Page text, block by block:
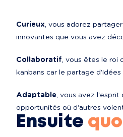
Curieux, vous adorez
innovantes que vous avez
Collaboratif, vous êtes le roi
kanbans car le partage
Adaptable, vous avez
opportunités où d'autres
Ensuite